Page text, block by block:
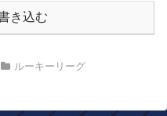
き込む
ルーキーリーグ